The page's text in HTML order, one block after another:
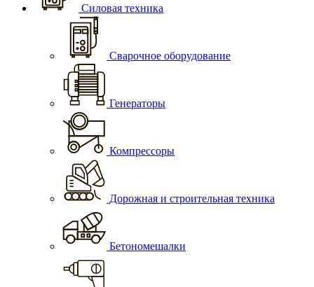
Силовая техника
Сварочное оборудование
Генераторы
Компрессоры
Дорожная и строительная техника
Бетономешалки